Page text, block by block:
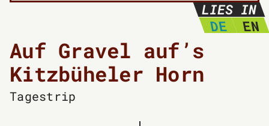
LIES IN
DE
EN
Auf Gravel auf’s
Kitzbüheler Horn
Tagestrip